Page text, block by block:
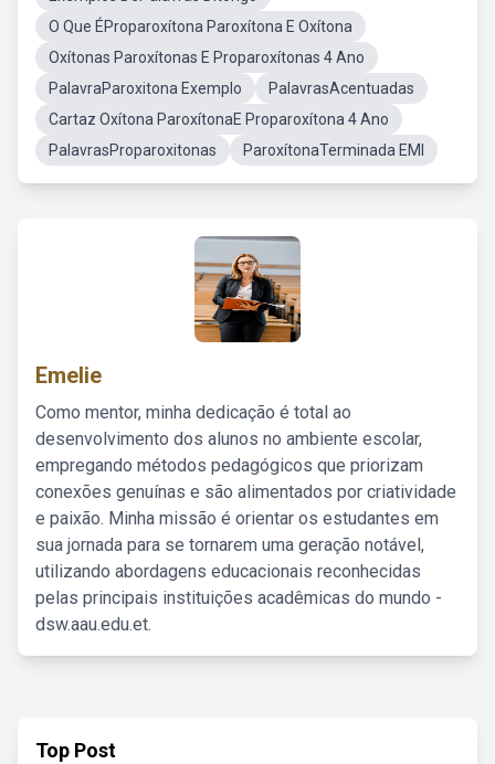
O Que ÉProparoxítona Paroxítona E Oxítona
Oxítonas Paroxítonas E Proparoxítonas 4 Ano
PalavraParoxitona Exemplo
PalavrasAcentuadas
Cartaz Oxítona ParoxítonaE Proparoxítona 4 Ano
PalavrasProparoxitonas
ParoxítonaTerminada EMI
Emelie
Como mentor, minha dedicação é total ao
desenvolvimento dos alunos no ambiente escolar,
empregando métodos pedagógicos que priorizam
conexões genuínas e são alimentados por criatividade
e paixão. Minha missão é orientar os estudantes em
sua jornada para se tornarem uma geração notável,
utilizando abordagens educacionais reconhecidas
pelas principais instituições acadêmicas do mundo -
dsw.aau.edu.et.
Top Post